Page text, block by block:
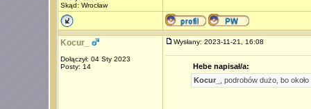
Skąd: Wrocław
Kocur_
Dołączył: 04 Sty 2023
Posty: 14
Wysłany: 2023-11-21, 16:08
Hebe napisał/a:
Kocur_
, podrobów dużo, bo